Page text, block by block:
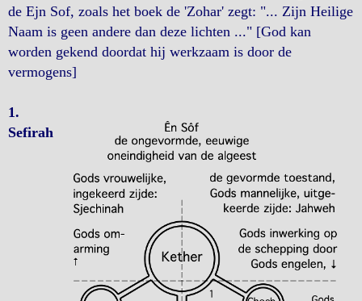
de Ejn Sof, zoals het boek de 'Zohar' zegt: "... Zijn Heilige
Naam is geen andere dan deze lichten ..." [God kan
worden gekend doordat hij werkzaam is door de
vermogens]
1.
Sefirah